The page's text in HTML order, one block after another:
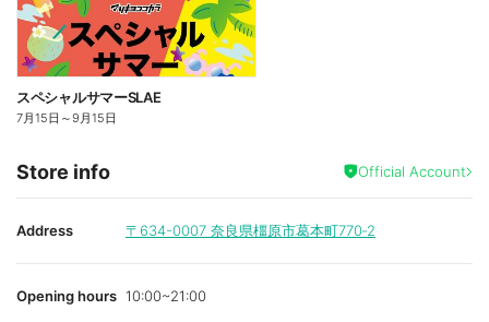
スペシャルサマーSLAE
7月15日 ～9月15日
Store info Official Account
Address 〒634-0007 奈良県橿原市葛本町770‐2
Opening hours 10:00~21:00